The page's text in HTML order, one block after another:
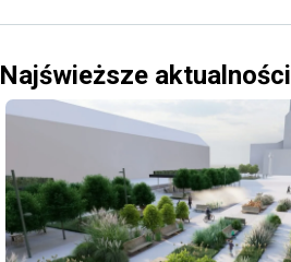
Najświeższe aktualności